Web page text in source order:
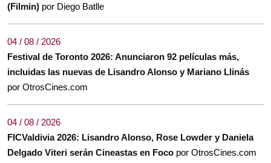
(Filmin) por Diego Batlle
04 / 08 / 2026
Festival de Toronto 2026: Anunciaron 92 películas más,
incluidas las nuevas de Lisandro Alonso y Mariano Llinás
por OtrosCines.com
04 / 08 / 2026
FICValdivia 2026: Lisandro Alonso, Rose Lowder y Daniela
Delgado Viteri serán Cineastas en Foco por OtrosCines.com